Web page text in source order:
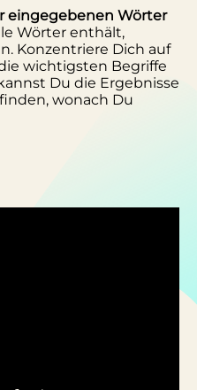
eingegebenen Wörter
Wörter enthält,
Konzentriere Dich auf
wichtigsten Begriffe
Du die Ergebnisse
wonach Du